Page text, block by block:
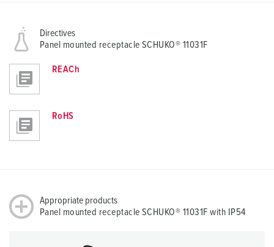
Directives
Panel mounted receptacle SCHUKO® 11031F
REACh
RoHS
Appropriate products
Panel mounted receptacle SCHUKO® 11031F with IP54